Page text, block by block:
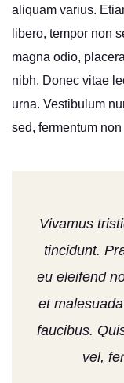
aliquam varius.
libero, tempor non
magna odio,
nibh. Donec vitae
urna. Vestibulum
sed, fermentum non
Vivamus
tincidunt.
eu eleifend
et
faucibus.
vel,